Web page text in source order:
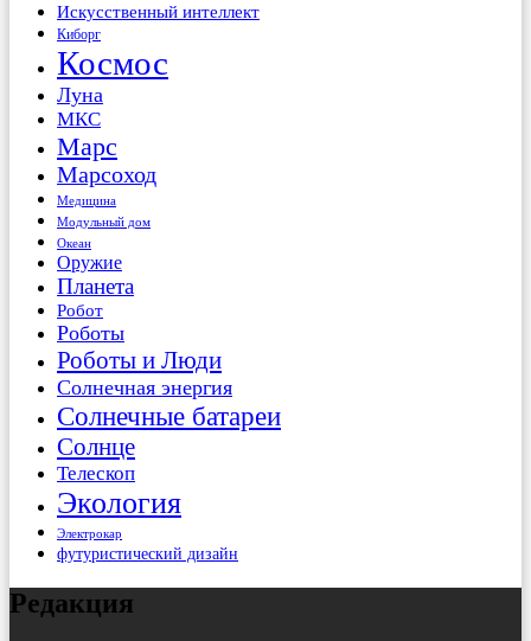
Искусственный интеллект
Киборг
Космос
Луна
МКС
Марс
Марсоход
Медицина
Модульный дом
Океан
Оружие
Планета
Робот
Роботы
Роботы и Люди
Солнечная энергия
Солнечные батареи
Солнце
Телескоп
Экология
Электрокар
футуристический дизайн
Редакция